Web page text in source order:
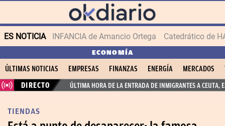
ES NOTICIA INFANCIA de Amancio Ortega
ECONOMÍA
ÚLTIMAS NOTICIAS EMPRESAS FINANZAS ENERGÍA MERCADOS
DIRECTO
ÚLTIMA HORA DE LA ENTRADA DE INMIGRANTES A CEUTA,
TIENDAS